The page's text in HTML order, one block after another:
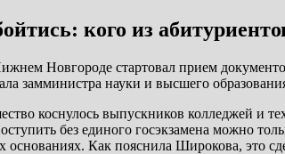
кого из
Новгороде стартовал прием
замминистра науки и высшего
коснулось выпускников колледжей и
без единого госэкзамена можно
Как пояснила Широкова, это